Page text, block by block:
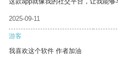
2025-09-11
游客
我喜欢这个软件 作者加油